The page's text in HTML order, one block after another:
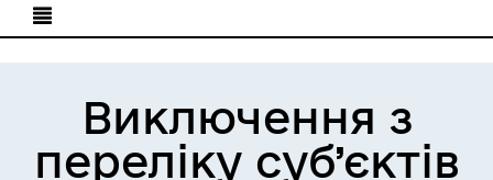
Виключення з
переліку суб’єктів